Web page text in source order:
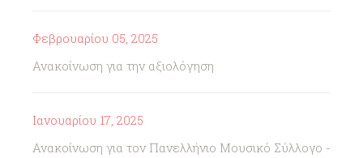
Φεβρουαρίου 05, 2025
Ανακοίνωση για την αξιολόγηση
Ιανουαρίου 17, 2025
Ανακοίνωση για τον Πανελλήνιο Μουσικό Σύλλογο -